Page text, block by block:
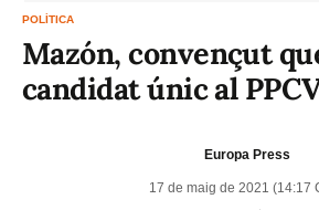
POLÍTICA
Mazón, convençut
candidat únic al
Europa Press
17 de maig de 2021 (14:17